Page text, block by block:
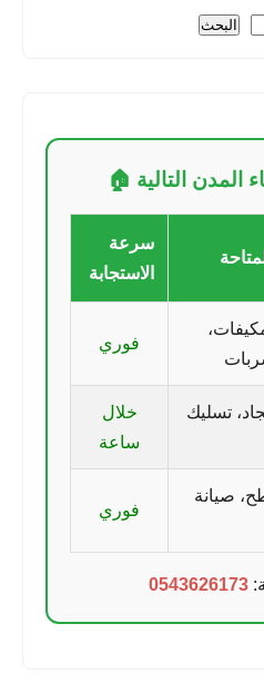
البحث
التالية 🏠
سرعة
الاستجابة
فوري
تسليك
خلال
ساعة
فوري